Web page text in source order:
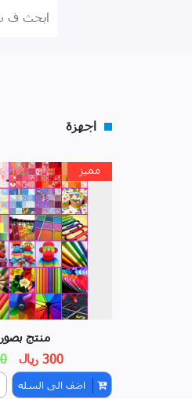
اجهزة
مميز
منتج
300 ريال
اضف الى السله